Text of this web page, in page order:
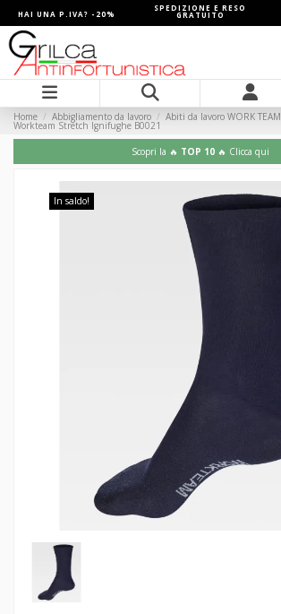
HAI UNA P.IVA? -20%
SPEDIZIONE E RESO
GRATUITO
Home Abbigliamento da lavoro Abiti da lavoro WORK TEAM
Workteam Stretch Ignifughe B0021
Scopri la 🔥 TOP 10 🔥 Clicca qui
In saldo!